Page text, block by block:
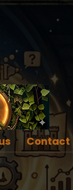
Contact